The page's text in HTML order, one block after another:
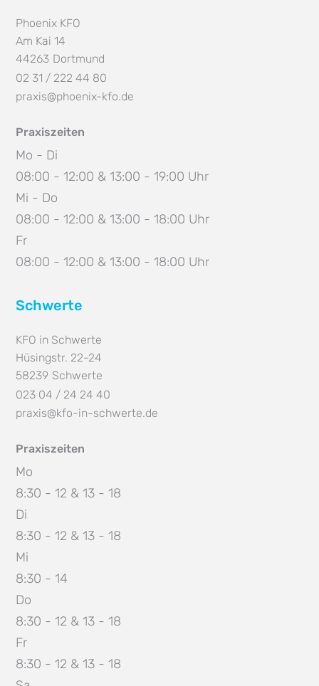
Phoenix KFO
Am Kai 14
44263 Dortmund
02 31 / 222 44 80
praxis@phoenix-kfo.de
Praxiszeiten
Mo - Di
08:00 - 12:00 & 13:00 - 19:00 Uhr
Mi - Do
08:00 - 12:00 & 13:00 - 18:00 Uhr
Fr
08:00 - 12:00 & 13:00 - 18:00 Uhr
Schwerte
KFO in Schwerte
Hüsingstr. 22-24
58239 Schwerte
023 04 / 24 24 40
praxis@kfo-in-schwerte.de
Praxiszeiten
Mo
8:30 - 12 & 13 - 18
Di
8:30 - 12 & 13 - 18
Mi
8:30 - 14
Do
8:30 - 12 & 13 - 18
Fr
8:30 - 12 & 13 - 18